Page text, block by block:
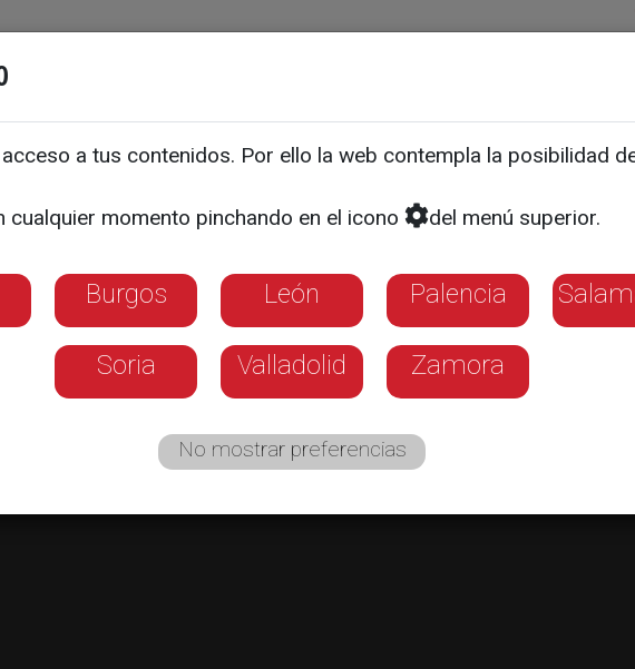
los mejores índices de
a tus contenidos. Por ello la web contempla la posibilidad
cualquier momento pinchando en el icono
del menú superior.
Burgos León Palencia
Soria Valladolid Zamora
No mostrar preferencias